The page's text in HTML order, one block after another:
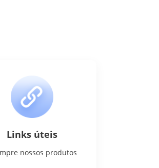
Links úteis
nossos produtos